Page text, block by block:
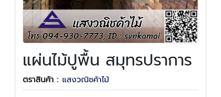
แผ่นไม้ปูพื้น สมุทรปราการ
ตราสินค้า : แสงวณิชค้าไม้